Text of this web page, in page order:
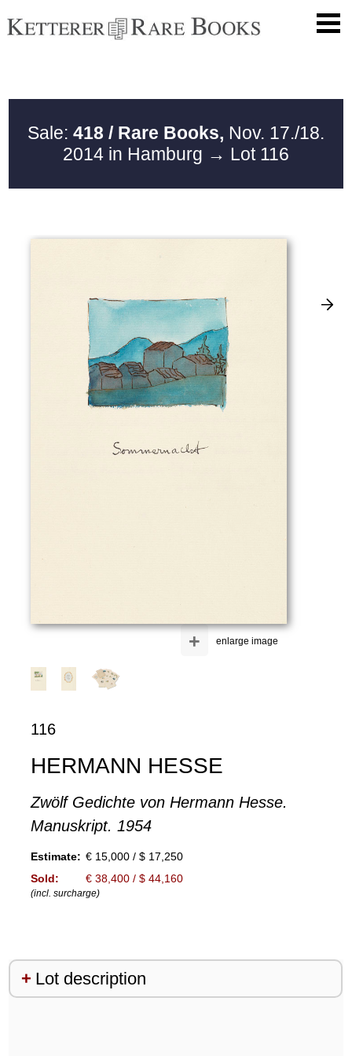
Sale: 418 / Rare Books, Nov. 17./18.
2014 in Hamburg → Lot 116
enlarge image
+
116
HERMANN HESSE
Zwölf Gedichte von Hermann Hesse.
Manuskript. 1954
Estimate: € 15,000 / $ 17,250
Sold:
€ 38,400 / $ 44,160
(incl. surcharge)
Lot description